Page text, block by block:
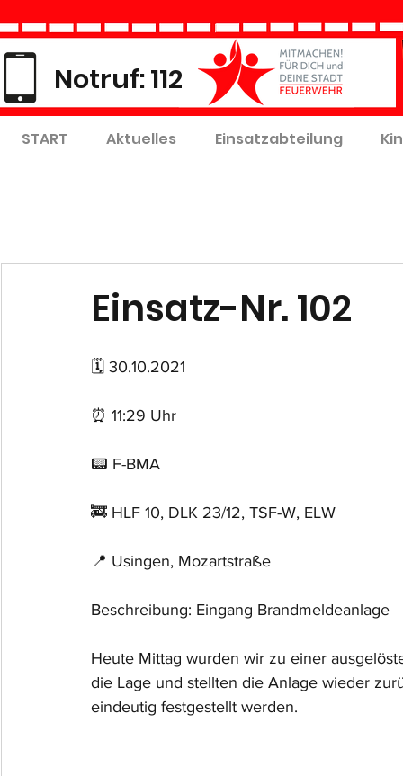
Notruf: 112
START Aktuelles Einsatzabteilung
Einsatz-Nr. 102
🗓 30.10.2021
⏰ 11:29 Uhr
📟 F-BMA
🚒 HLF 10, DLK 23/12, TSF-W, ELW
📍 Usingen, Mozartstraße
Beschreibung: Eingang Brandmeldeanlage
Heute Mittag wurden wir zu einer
die Lage und stellten die Anlage wieder
eindeutig festgestellt werden.